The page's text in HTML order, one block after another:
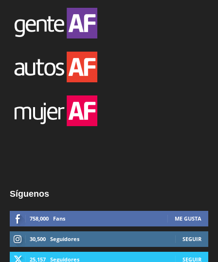
Síguenos
758,000 Fans ME GUSTA
30,500 Seguidores SEGUIR
25,157 Seguidores SEGUIR